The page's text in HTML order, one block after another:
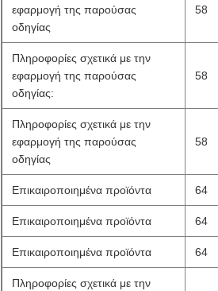
εφαρμογή της παρούσας
οδηγίας
58
Πληροφορίες σχετικά με την
εφαρμογή της παρούσας
οδηγίας:
58
Πληροφορίες σχετικά με την
εφαρμογή της παρούσας
οδηγίας
58
Επικαιροποιημένα προϊόντα 64
Επικαιροποιημένα προϊόντα 64
Επικαιροποιημένα προϊόντα 64
Πληροφορίες σχετικά με την